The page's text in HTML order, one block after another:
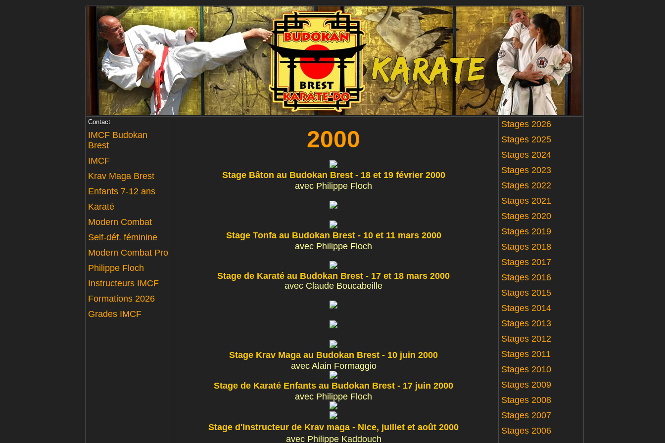
Contact
IMCF Budokan
Brest
IMCF
Krav Maga Brest
Enfants 7-12 ans
Karaté
Modern Combat
Self-déf. féminine
Modern Combat Pro
Philippe Floch
Instructeurs IMCF
Formations 2026
Grades IMCF
2000
Stage Bâton au Budokan Brest - 18 et 19 février 2000
avec Philippe Floch
Stage Tonfa au Budokan Brest - 10 et 11 mars 2000
avec Philippe Floch
Stage de Karaté au Budokan Brest - 17 et 18 mars 2000
avec Claude Boucabeille
Stage Krav Maga au Budokan Brest - 10 juin 2000
avec Alain Formaggio
Stage de Karaté Enfants au Budokan Brest - 17 juin 2000
avec Philippe Floch
Stage d'Instructeur de Krav maga - Nice, juillet et août 2000
avec Philippe Kaddouch
Stages 2026
Stages 2025
Stages 2024
Stages 2023
Stages 2022
Stages 2021
Stages 2020
Stages 2019
Stages 2018
Stages 2017
Stages 2016
Stages 2015
Stages 2014
Stages 2013
Stages 2012
Stages 2011
Stages 2010
Stages 2009
Stages 2008
Stages 2007
Stages 2006